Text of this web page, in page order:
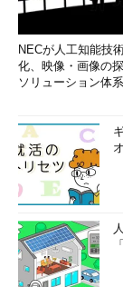
NECが人工知能技
化、映像・画像の
ソリューション体